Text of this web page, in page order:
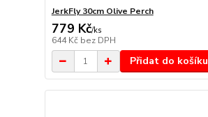
JerkFly 30cm Olive Perch
779 Kč/ks
644 Kč bez DPH
Přidat do košíku